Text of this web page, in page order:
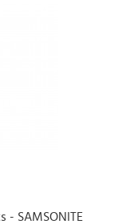
- SAMSONITE